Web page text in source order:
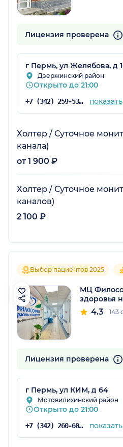
Лицензия проверена
г Пермь, ул Желябова, д
Дзержинский район
Открыто до 21:00
+7 (342) 259-53-03 показать
Холтер / Суточное
канала)
от 1 900 ₽
Холтер / Суточное
каналов)
2 100 ₽
Выбор пациентов 2025
МЦ
здоровья
4.3 143
Лицензия проверена
г Пермь, ул КИМ, д 64
Мотовилихинский район
Открыто до 21:00
+7 (342) 260-60-60 показать